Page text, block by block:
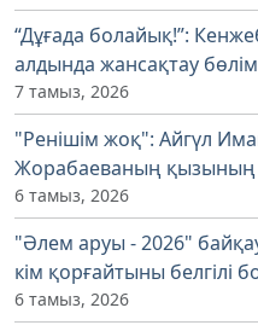
“Дұғада болайық!”:
алдында жансақтау
7 тамыз, 2026
"Ренішім жоқ": Айгүл
Жорабаеваның қызының
6 тамыз, 2026
"Әлем аруы - 2026"
кім қорғайтыны белгілі
6 тамыз, 2026